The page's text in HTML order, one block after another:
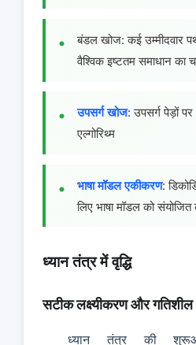
बंडल खोज: कई उम्मीदवार
वैश्विक इष्टतम समाधान का
उपसर्ग खोज: उपसर्ग पेड़ों
एल्गोरिथ्म
भाषा मॉडल एकीकरण:
लिए भाषा मॉडल को
ध्यान तंत्र में वृद्धि
सटीक लक्ष्यीकरण और गतिशील
ध्यान तंत्र की